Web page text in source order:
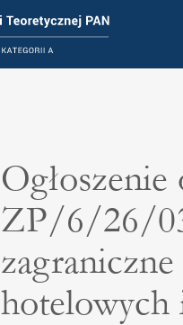
ZP/6/26/
hotelowych